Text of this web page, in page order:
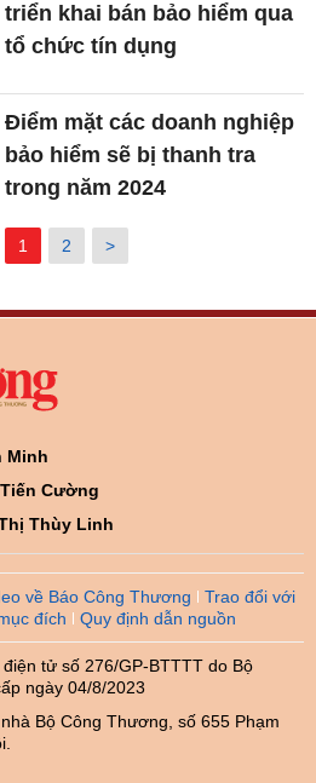
triển khai bán bảo hiểm qua
tổ chức tín dụng
Điểm mặt các doanh nghiệp
bảo hiểm sẽ bị thanh tra
trong năm 2024
1 2 >
Minh
Cường
Thùy Linh
về Báo Công Thương
Trao đổi với
đích Quy định dẫn nguồn
tử số 276/GP-BTTTT do Bộ
ngày 04/8/2023
Bộ Công Thương, số 655 Phạm